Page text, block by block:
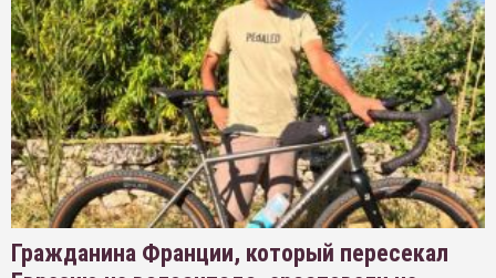
Гражданина Франции, который пересекал